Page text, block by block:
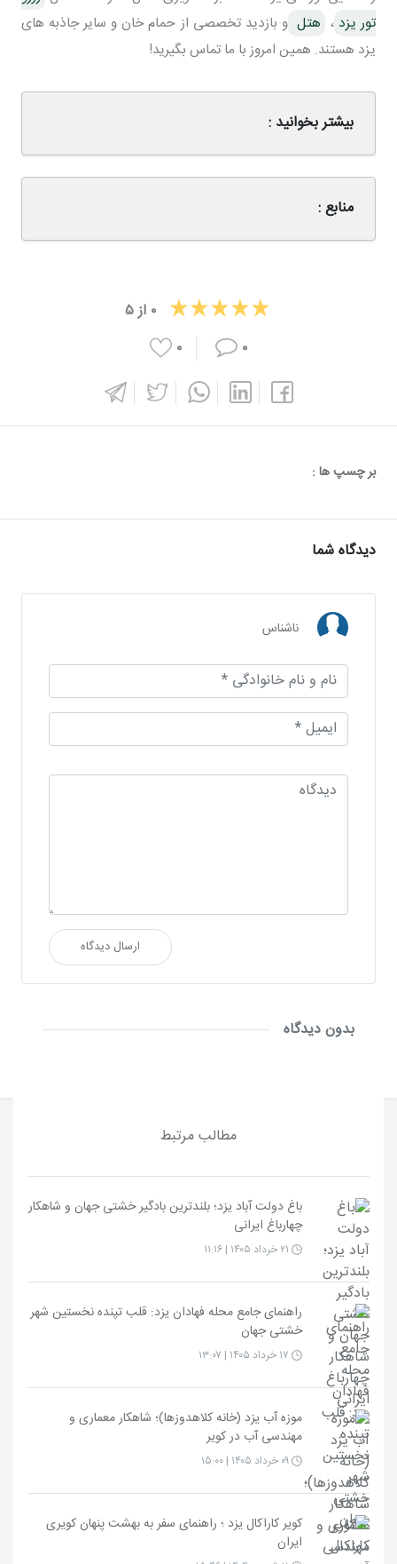
تور یزد ، هتل و بازدید تخصصی از حمام خان و سایر جاذبه های
یزد هستند. همین امروز با ما تماس بگیرید!
بیشتر بخوانید :
منابع :
۰ از۵
۰
۰
بر چسپ ها :
دیدگاه شما
ناشناس
ارسال دیدگاه
بدون دیدگاه
مطالب مرتبط
باغ دولت آباد یزد؛ بلندترین بادگیر خشتی جهان و شاهکار
چهارباغ ایرانی
راهنمای جامع محله فهادان یزد: قلب تپنده نخستین شهر
خشتی جهان
موزه آب یزد (خانه کلاهدوزها)؛ شاهکار معماری و
مهندسی آب در کویر
کویر کاراکال یزد ؛ راهنمای سفر به بهشت پنهان کویری
ایران